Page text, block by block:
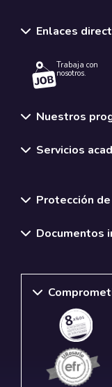
Enlaces
Trabaja con
nosotros.
Nuestros
Servicios
Protección
Documentos